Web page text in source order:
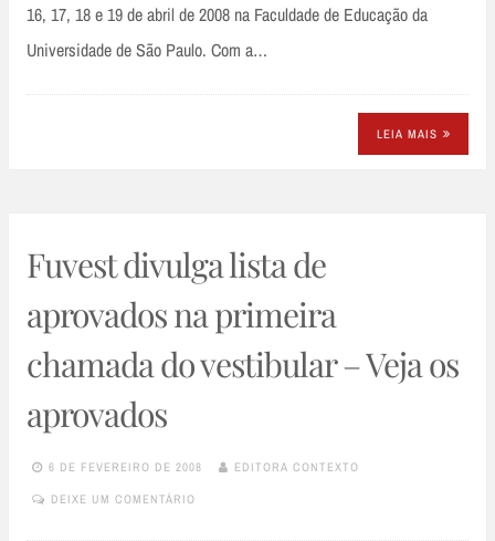
16, 17, 18 e 19 de abril de 2008 na Faculdade de Educação da
Universidade de São Paulo. Com a…
LEIA MAIS
Fuvest divulga lista de
aprovados na primeira
chamada do vestibular – Veja os
aprovados
6 DE FEVEREIRO DE 2008 EDITORA CONTEXTO
DEIXE UM COMENTÁRIO